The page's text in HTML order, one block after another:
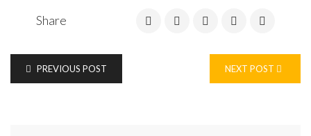
Share
PREVIOUS POST NEXT POST